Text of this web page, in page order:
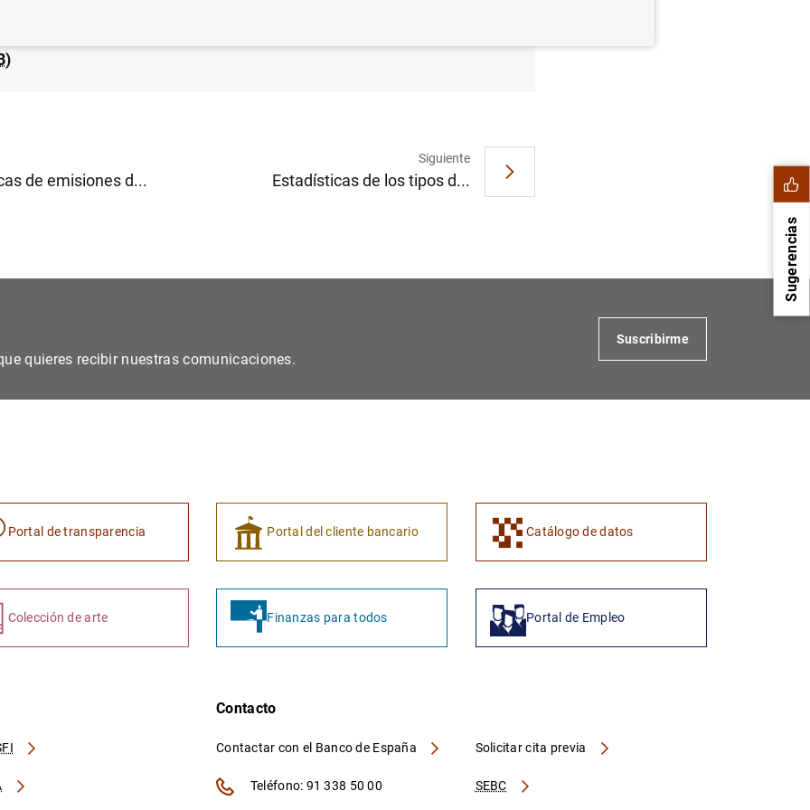
)
de emisiones d...
Siguiente
Estadísticas de los tipos d...
Sugerencias
quieres recibir nuestras comunicaciones.
Suscribirme
Portal de transparencia Portal del cliente bancario Catálogo de datos
Colección de arte Finanzas para todos Portal de Empleo
Contacto
Contactar con el Banco de España
SEBC
Solicitar cita previa
Teléfono: 91 338 50 00